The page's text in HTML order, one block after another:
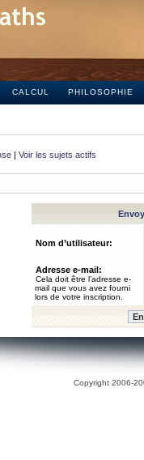
CALCUL PHILOSOPHIE
| Voir les sujets actifs
Nom d’utilisateur:
Adresse e-mail:
Cela doit être l’adresse e-
mail que vous avez fourni
lors de votre inscription.
Copyright 2006-